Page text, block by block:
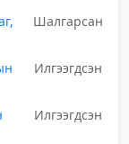
Шалгарсан
Илгээгдсэн
Илгээгдсэн